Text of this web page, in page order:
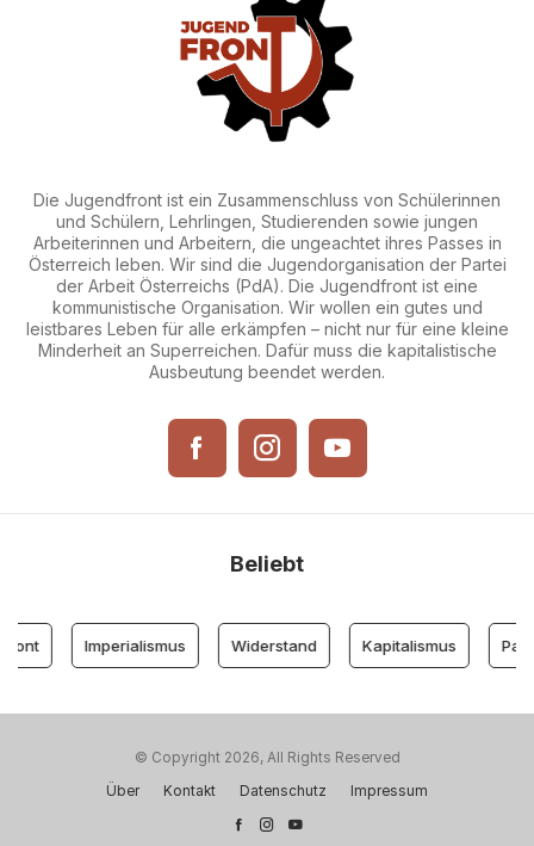
Die Jugendfront ist ein Zusammenschluss von Schülerinnen
und Schülern, Lehrlingen, Studierenden sowie jungen
Arbeiterinnen und Arbeitern, die ungeachtet ihres Passes in
Österreich leben. Wir sind die Jugendorganisation der Partei
der Arbeit Österreichs (PdA). Die Jugendfront ist eine
kommunistische Organisation. Wir wollen ein gutes und
leistbares Leben für alle erkämpfen – nicht nur für eine kleine
Minderheit an Superreichen. Dafür muss die kapitalistische
Ausbeutung beendet werden.
Beliebt
Imperialismus Widerstand Kapitalismus
© Copyright 2026, All Rights Reserved
Über
Kontakt Datenschutz Impressum